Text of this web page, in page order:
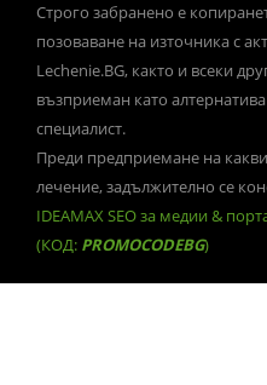
Строго забранено е
позоваване на източника с
Lechenie.BG, както и всеки
възприеман като
специалист.
Преди предприемане на
лечение, задължително се
IDEAMAX SEO за медии &
(КОД: PROMOCODEBG)